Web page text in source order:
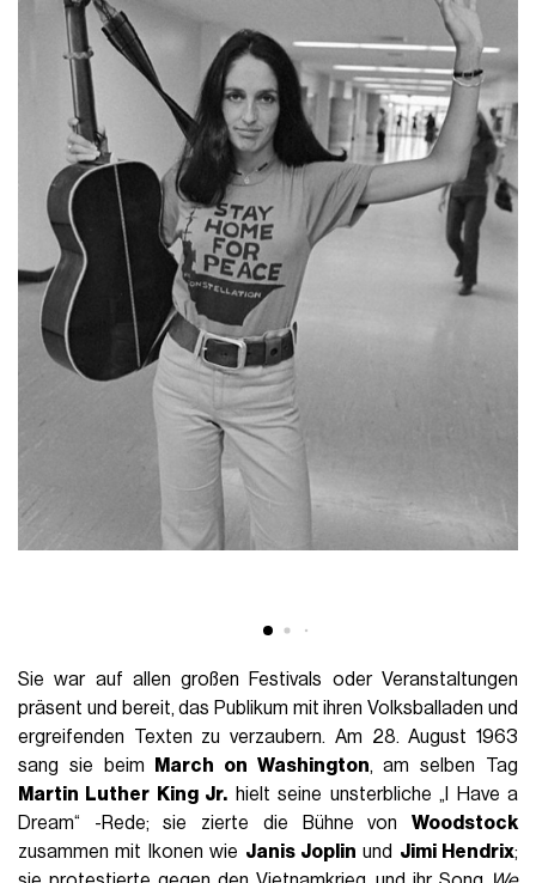
Sie war auf allen großen Festivals oder Veranstaltungen
präsent und bereit, das Publikum mit ihren Volksballaden und
ergreifenden Texten zu verzaubern. Am 28. August 1963
sang sie beim
March on Washington, am selben Tag
Martin Luther King Jr. hielt seine unsterbliche „I Have a
Dream“ -Rede; sie zierte die Bühne von Woodstock
zusammen mit Ikonen wie Janis Joplin und Jimi Hendrix;